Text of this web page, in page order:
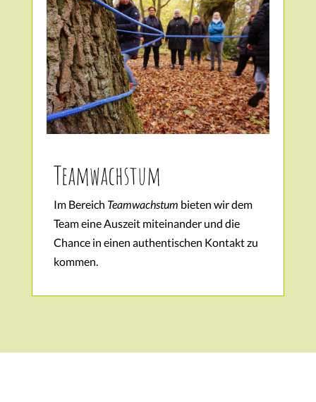
Teamwachstum
Im Bereich Teamwachstum bieten wir dem
Team eine Auszeit miteinander und die
Chance in einen authentischen Kontakt zu
kommen.